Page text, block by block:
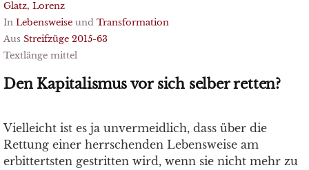
Glatz, Lorenz
In Lebensweise und Transformation
Aus Streifzüge 2015-63
Textlänge mittel
Den Kapitalismus vor sich selber retten?
Vielleicht ist es ja unvermeidlich, dass über die
Rettung einer herrschenden Lebensweise am
erbittertsten gestritten wird, wenn sie nicht mehr zu